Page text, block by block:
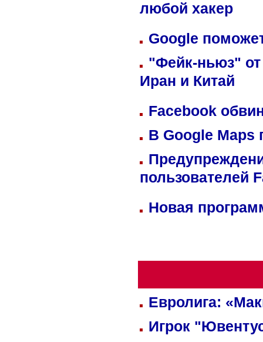
любой хакер
Google
"Фейк-ньюз" от
Иран и Китай
Facebook
В Google Maps
пользователей
Новая
Евролига:
Игрок